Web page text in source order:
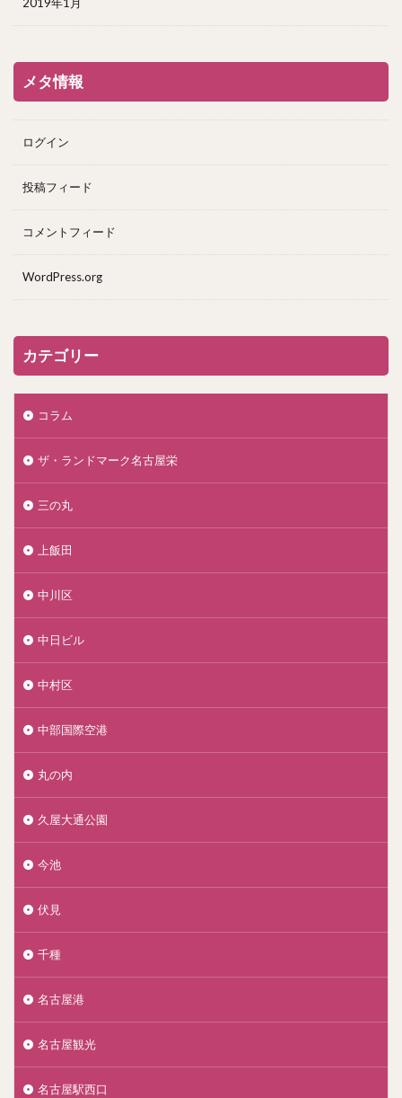
2019年1月
メタ情報
ログイン
投稿フィード
コメントフィード
WordPress.org
カテゴリー
コラム
ザ・ランドマーク名古屋栄
三の丸
上飯田
中川区
中日ビル
中村区
中部国際空港
丸の内
久屋大通公園
今池
伏見
千種
名古屋港
名古屋観光
名古屋駅西口